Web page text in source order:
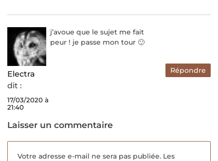
Electra
dit :
17/03/2020 à
21:40
j’avoue que le sujet me fait
peur ! je passe mon tour 🙂
Répondre
Laisser un commentaire
Votre adresse e-mail ne sera pas publiée. Les